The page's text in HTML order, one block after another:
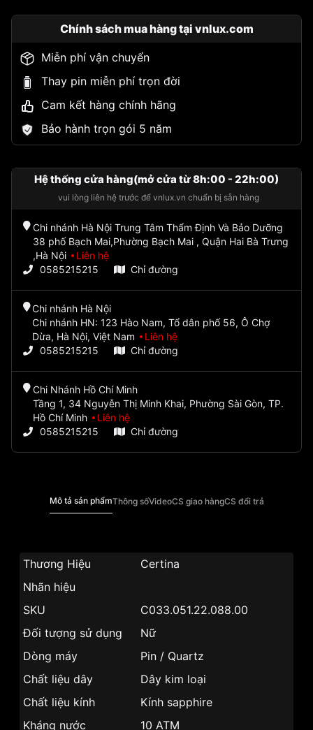
Chính sách mua hàng tại vnlux.com
Miễn phí vận chuyển
Thay pin miễn phí trọn đời
Cam kết hàng chính hãng
Bảo hành trọn gói 5 năm
Hệ thống cửa hàng(mở cửa từ 8h:00 - 22h:00)
vui lòng liên hệ trước để vnlux.vn chuẩn bị sẵn hàng
Chi nhánh Hà Nội Trung Tâm Thẩm Định Và Bảo Dưỡng
38 phố Bạch Mai,Phường Bạch Mai , Quận Hai Bà Trưng
,Hà Nội
Liên hệ
0585215215
Chỉ đường
Chi nhánh Hà Nội
Chi nhánh HN: 123 Hào Nam, Tổ dân phố 56, Ô Chợ
Dừa, Hà Nội, Việt Nam
Liên hệ
0585215215
Chỉ đường
Chi Nhánh Hồ Chí Minh
Tầng 1, 34 Nguyễn Thị Minh Khai, Phường Sài Gòn, TP.
Hồ Chí Minh
Liên hệ
0585215215
Chỉ đường
Mô tả sản phẩmThông sốVideoCS giao hàngCS đổi trả
Thương Hiệu
Certina
Nhãn hiệu
SKU
C033.051.22.088.00
Đối tượng sử dụng
Nữ
Dòng máy
Pin / Quartz
Chất liệu dây
Dây kim loại
Chất liệu kính
Kính sapphire
Kháng nước
10 ATM